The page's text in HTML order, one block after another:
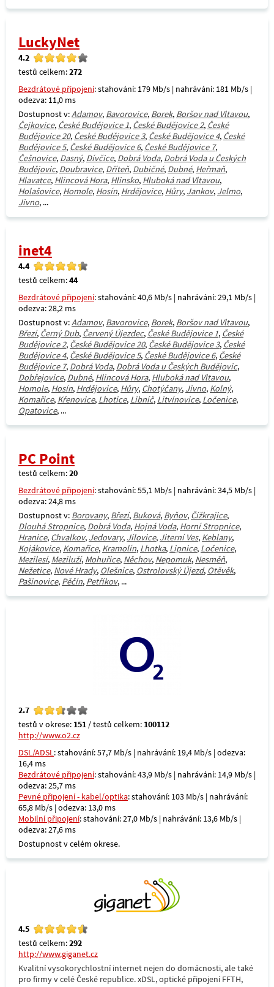
LuckyNet
4.2
testů celkem:272
Bezdrátové připojení: stahování: 179 Mb/s | nahrávání: 181 Mb/s |
odezva: 11,0 ms
Dostupnost v:Adamov, Bavorovice, Borek, Boršov nad Vltavou,
Čejkovice, České Budějovice 1, České Budějovice 2, České
Budějovice 20, České Budějovice 3, České Budějovice 4, České
Budějovice 5, České Budějovice 6, České Budějovice 7,
Češnovice, Dasný, Dívčice, Dobrá Voda, Dobrá Voda u Českých
Budějovic, Doubravice, Dříteň, Dubičné, Dubné, Heřmaň,
Hlavatce, Hlincová Hora, Hlinsko, Hluboká nad Vltavou,
Holašovice, Homole, Hosín, Hrdějovice, Hůry, Jankov, Jelmo,
Jivno, ...
inet4
4.4
testů celkem:44
Bezdrátové připojení: stahování: 40,6 Mb/s | nahrávání: 29,1 Mb/s |
odezva: 28,2 ms
Dostupnost v:Adamov, Bavorovice, Borek, Boršov nad Vltavou,
Březí, Černý Dub, Červený Újezdec, České Budějovice 1, České
Budějovice 2, České Budějovice 20, České Budějovice 3, České
Budějovice 4, České Budějovice 5, České Budějovice 6, České
Budějovice 7, Dobrá Voda, Dobrá Voda u Českých Budějovic,
Dobřejovice, Dubné, Hlincová Hora, Hluboká nad Vltavou,
Homole, Hosín, Hrdějovice, Hůry, Chotýčany, Jivno, Kolný,
Komařice, Křenovice, Lhotice, Libníč, Litvínovice, Ločenice,
Opatovice, ...
PC Point
testů celkem:20
Bezdrátové připojení: stahování: 55,1 Mb/s | nahrávání: 34,5 Mb/s |
odezva: 24,8 ms
Dostupnost v: Borovany, Březí, Buková, Byňov, Čížkrajice,
Dlouhá Stropnice, Dobrá Voda, Hojná Voda, Horní Stropnice,
Hranice, Chvalkov, Jedovary, Jílovice, Jiterní Ves, Keblany,
Kojákovice, Komařice, Kramolín, Lhotka, Lipnice, Ločenice,
Mezilesí, Meziluží, Mohuřice, Něchov, Nepomuk, Nesměň,
Nežetice, Nové Hrady, Olešnice, Ostrolovský Újezd, Otěvěk,
Pašinovice, Pěčín, Petříkov, ...
2.7
testů v okrese: 151 / testů celkem: 100112
http://www.o2.cz
DSL/ADSL: stahování: 57,7 Mb/s | nahrávání: 19,4 Mb/s | odezva:
16,4 ms
Bezdrátové připojení: stahování: 43,9 Mb/s | nahrávání: 14,9 Mb/s |
odezva: 25,7 ms
Pevné připojení - kabel/optika: stahování: 103 Mb/s | nahrávání:
65,8 Mb/s | odezva: 13,0 ms
Mobilní připojení: stahování: 27,0 Mb/s | nahrávání: 13,6 Mb/s |
odezva: 27,6 ms
Dostupnost v celém okrese.
4.5
testů celkem:292
http://www.giganet.cz
Kvalitní vysokorychlostní internet nejen do domácnosti, ale také
pro firmy v celé České republice. xDSL, optické připojení FFTH,